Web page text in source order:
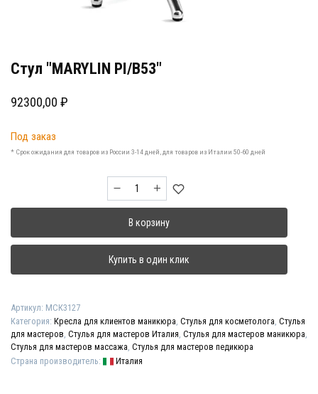
Стул "MARYLIN PI/B53"
92300,00 ₽
Под заказ
* Срок ожидания для товаров из России 3-14 дней, для товаров из Италии 50-60 дней
Количество
товара
"MARYLIN
PI/B53"
В корзину
Купить в один клик
Артикул: МСК3127
Категория: Кресла для клиентов маникюра, Стулья для косметолога, Стулья
для мастеров, Стулья для мастеров Италия, Стулья для мастеров маникюра,
Стулья для мастеров массажа, Стулья для мастеров педикюра
Страна производитель:
Италия